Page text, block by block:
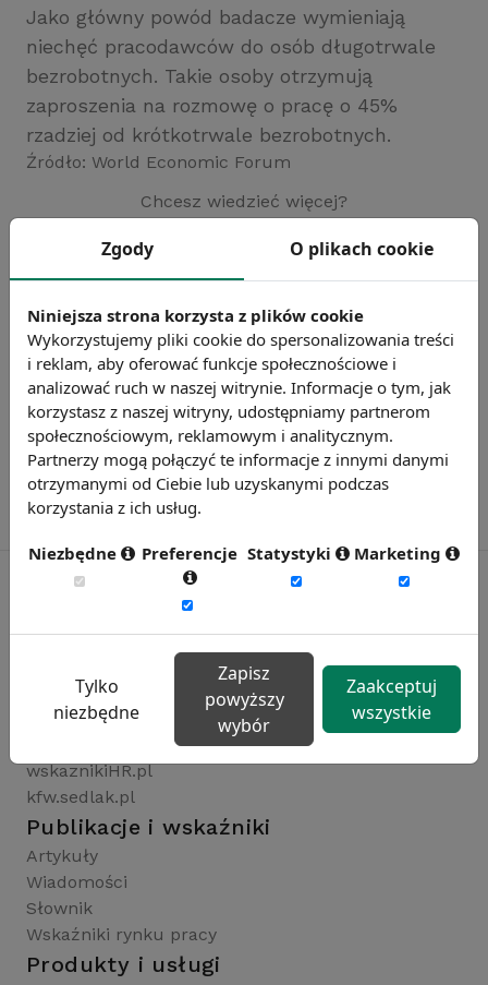
Jako główny powód badacze wymieniają
niechęć pracodawców do osób długotrwale
bezrobotnych. Takie osoby otrzymują
zaproszenia na rozmowę o pracę o 45%
rzadziej od krótkotrwale bezrobotnych.
Źródło: World Economic Forum
Chcesz wiedzieć więcej?
Rynekpracy.pl
wynagrodzenia.pl
raportyplacowe.pl
wskaznikiHR.pl
kfw.sedlak.pl
Publikacje i wskaźniki
Artykuły
Wiadomości
Słownik
Wskaźniki rynku pracy
Produkty i usługi
Zgody O plikach cookie
Niniejsza strona korzysta z plików cookie
Wykorzystujemy pliki cookie do spersonalizowania treści
i reklam, aby oferować funkcje społecznościowe i
analizować ruch w naszej witrynie. Informacje o tym, jak
korzystasz z naszej witryny, udostępniamy partnerom
społecznościowym, reklamowym i analitycznym.
Partnerzy mogą połączyć te informacje z innymi danymi
otrzymanymi od Ciebie lub uzyskanymi podczas
korzystania z ich usług.
Niezbędne Preferencje Statystyki Marketing
Tylko
niezbędne
Zapisz
powyższy
wybór
Zaakceptuj
wszystkie